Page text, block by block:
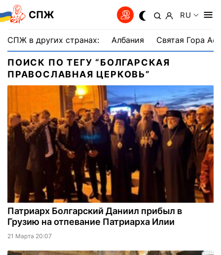
СПЖ RU
СПЖ в других странах: Албания Святая Гора
ПОИСК ПО ТЕГУ “БОЛГАРСКАЯ
ПРАВОСЛАВНАЯ ЦЕРКОВЬ”
Патриарх Болгарский Даниил прибыл в
Грузию на отпевание Патриарха Илии
21 Марта 20:07